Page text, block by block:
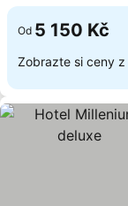
Od 5 150 Kč
Zobrazte si ceny z